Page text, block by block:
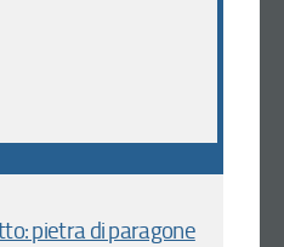
pietra di paragone